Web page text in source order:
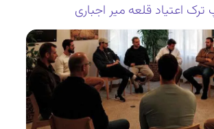
اعتیاد قلعه میر اجباری